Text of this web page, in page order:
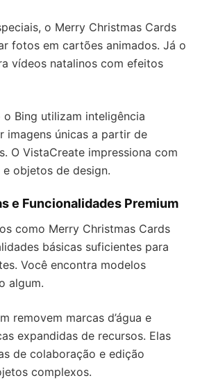
o Merry Christmas Cards
fotos em cartões animados. Já o
vídeos natalinos com efeitos
o Bing utilizam inteligência
imagens únicas a partir de
O VistaCreate impressiona com
objetos de design.
e Funcionalidades Premium
como Merry Christmas Cards
básicas suficientes para
Você encontra modelos
algum.
removem marcas d’água e
expandidas de recursos. Elas
de colaboração e edição
complexos.